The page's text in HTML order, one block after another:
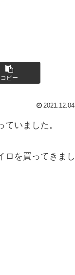
コピー
2021.12.04
ていました。
ロを買ってきまし